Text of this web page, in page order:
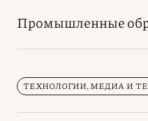
Промышленные
ТЕХНОЛОГИИ, МЕДИА И